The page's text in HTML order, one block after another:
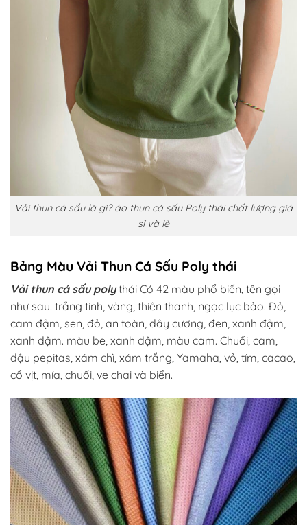
Vải thun cá sấu là gì? áo thun cá sấu Poly thái chất lượng giá
sỉ và lẻ
Bảng Màu Vải Thun Cá Sấu Poly thái
Vải thun cá sấu polythái Có 42 màu phổ biến, tên gọi
như sau: trắng tinh, vàng, thiên thanh, ngọc lục bảo. Đỏ,
cam đậm, sen, đỏ, an toàn, dây cương, đen, xanh đậm,
xanh đậm. màu be, xanh đậm, màu cam. Chuối, cam,
đậu pepitas, xám chì, xám trắng, Yamaha, vỏ, tím, cacao,
cổ vịt, mía, chuối, ve chai và biển.